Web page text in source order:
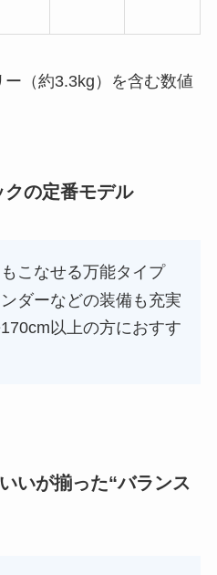
（約3.3kg）を含む数値
の定番モデル
こなせる万能タイプ
ダーなどの装備も充実
以上の方におすす
いが揃った“バランス